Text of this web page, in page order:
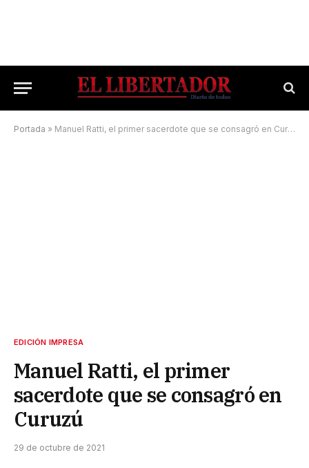
Portada » Manuel Ratti, el primer sacerdote que se consagró en Curuzú
EDICIÓN IMPRESA
Manuel Ratti, el primer
sacerdote que se consagró en
Curuzú
29 de octubre de 2021